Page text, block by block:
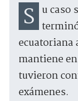
Su caso se detectó en Navidad y la menor
ecuatoriana
mantiene
tuvieron
exámenes.